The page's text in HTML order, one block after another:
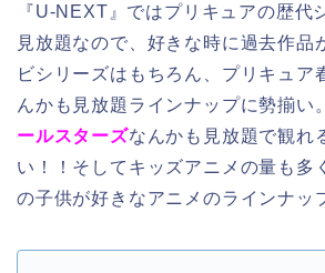
『U-NEXT』ではプリキュアの歴代
見放題なので、好きな時に過去作品
ビシリーズはもちろん、プリキュア
んかも見放題ラインナップに勢揃い
ールスターズなんかも見放題で観れ
い！！そしてキッズアニメの量も多
の子供が好きなアニメのラインナッ